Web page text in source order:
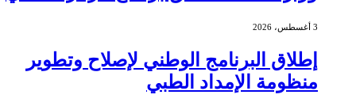
إطلاق البرنامج الوطني لإصلاح وتطوير
منظومة الإمداد الطبي